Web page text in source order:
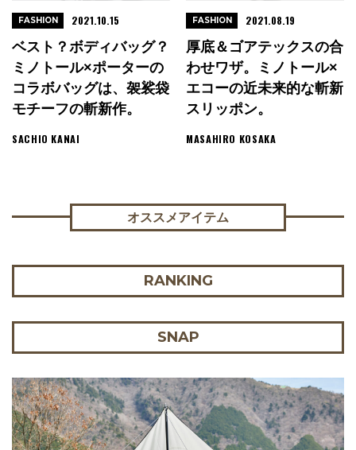
ベスト？ボディバッグ？
ミノトール×ポーターの
コラボバッグは、袈裟袋
モチーフの斬新作。
SACHIO KANAI
FASHION 2021.10.15
厚底＆ゴアテックスの合
わせワザ。ミノトール×
エコーの近未来的な斬新
スリッポン。
MASAHIRO KOSAKA
FASHION 2021.08.19
オススメアイテム
RANKING
SNAP